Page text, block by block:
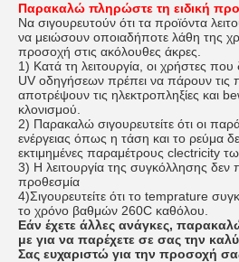
Παρακαλώ πληρώστε τη ειδική
Να σιγουρευτούν ότι τα προϊόντα
να μειώσουν οποιαδήποτε λάθη της
προσοχή στις ακόλουθες άκρες.
1) Κατά τη λειτουργία, οι χρήστες
UV οδηγήσεων πρέπει να πάρουν τις
αποτρέψουν τις ηλεκτροπληξίες και
κλονισμού.
2) Παρακαλώ σιγουρευτείτε ότι οι
ενέργειας όπως η τάση και το ρεύμα
εκτιμημένες παραμέτρους clectricity
3) Η λειτουργία της συγκόλλησης δεν
προθεσμία
4)Σιγουρευτείτε ότι το temprature
το χρόνο βαθμών 260C καθόλου.
Εάν έχετε άλλες ανάγκες,
με για να παρέχετε σε σας την
Σας ευχαριστώ για την προσοχή